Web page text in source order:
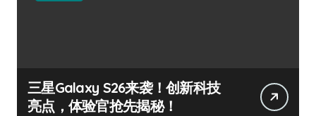
三星Galaxy S26来袭！创新科技
亮点，体验官抢先揭秘！